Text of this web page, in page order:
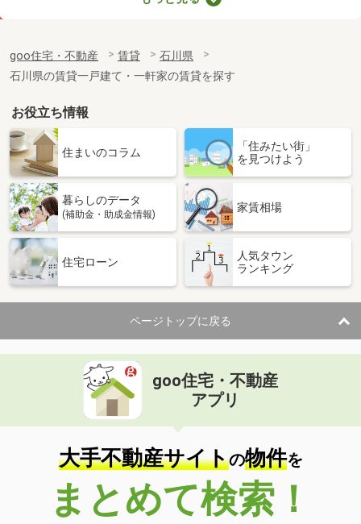
専有面積
65.56m²
間取り
2LDK
石川県小松市日の出町１丁目
価 格
7.90万円
石川県小松市日の出町１丁目
専有面積 26.08m²
間取り
石川県野々市市住吉町
住 所
石川県野々市市住吉町
専有面積 25.28m²
間取り
ワンルーム
石川県金沢市諸江町中丁
価 格
住 所
石川県金沢市諸江町中丁
専有面積 73.75m²
間取り
3LDK
石川県小松市白江町
価 格
6.10万円
goo住宅・不動産 賃貸
石川県
石川県の賃貸一戸建て・一軒家の賃貸を探す
お役立ち情報
住まいのコラム
「住みたい街」
を見つけよう
暮らしのデータ
(補助金・助成金情報)
家賃相場
住宅ローン
人気タウン
ランキング
ページトップに戻る
goo住宅・不動産
アプリ
大手不動産サイトの物件を
まとめて検索！